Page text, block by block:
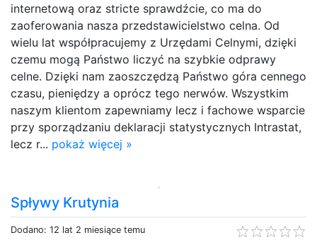
internetową oraz stricte sprawdźcie, co ma do
zaoferowania nasza przedstawicielstwo celna. Od
wielu lat współpracujemy z Urzędami Celnymi, dzięki
czemu mogą Państwo liczyć na szybkie odprawy
celne. Dzięki nam zaoszczędzą Państwo góra cennego
czasu, pieniędzy a oprócz tego nerwów. Wszystkim
naszym klientom zapewniamy lecz i fachowe wsparcie
przy sporządzaniu deklaracji statystycznych Intrastat,
lecz r... pokaż więcej »
Spływy Krutynia
Dodano: 12 lat 2 miesiące temu